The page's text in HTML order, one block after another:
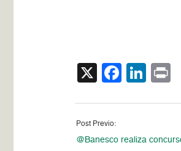
X
Post Previo:
@Banesco realiza